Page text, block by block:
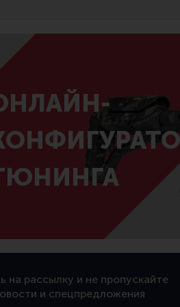
на рассылку и не пропускайте
и спецпредложения